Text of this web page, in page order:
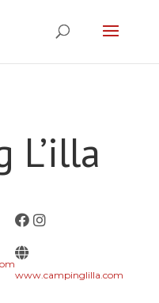
L’illa
www.campinglilla.com